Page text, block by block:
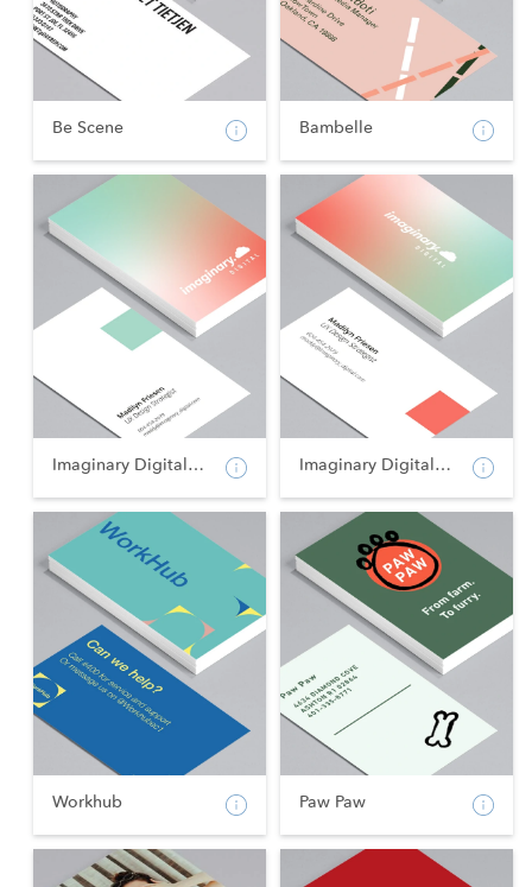
Be Scene Bambelle
Imaginary Digital - Po... Imaginary Digital - La...
Workhub Paw Paw